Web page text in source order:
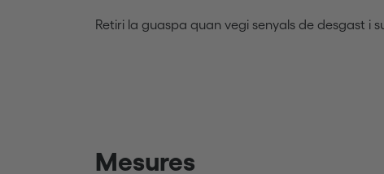
Retiri la guaspa quan vegi senyals de desgast i
Mesures